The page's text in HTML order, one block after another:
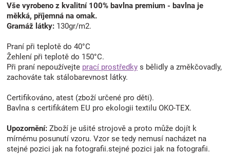
Vše vyrobeno z kvalitní 100% bavlna premium - bavlna je
měkká, příjemná na omak.
Gramáž látky: 130gr/m2.
Praní při teplotě do 40°C
Žehlení při teplotě do 150°C.
Při praní nepoužívejte prací prostředky s bělidly a změkčovadly,
zachováte tak stálobarevnost látky.
Certifikováno, atest (zboží určené pro děti).
Bavlna s certifikátem EU pro ekologii textilu OKO-TEX.
Upozornění: Zboží je ušité strojově a proto může dojít k
mírnému posunutí vzoru. Vzor se tedy nemusí nacházet na
stejné pozici jak na fotografii.stejné pozici jak na fotografii.